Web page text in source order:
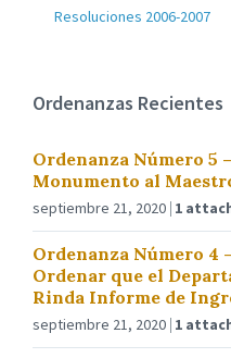
Resoluciones 2006-2007
Ordenanzas Recientes
Ordenanza Número 5
Monumento al
septiembre 21, 2020 1
Ordenanza Número 4
Ordenar que el
Rinda Informe de
septiembre 21, 2020 1